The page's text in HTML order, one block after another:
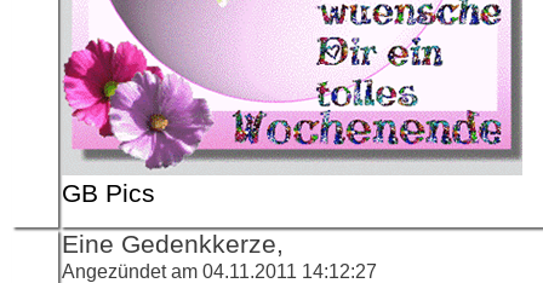
GB Pics
Eine Gedenkkerze,
Angezündet am 04.11.2011 14:12:27